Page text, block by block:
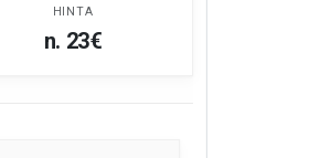
HINTA
n. 23€